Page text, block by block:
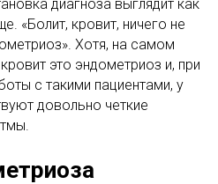
диагноза выглядит как
«Болит, кровит, ничего не
Хотя, на самом
это эндометриоз и, при
с такими пациентами, у
довольно четкие